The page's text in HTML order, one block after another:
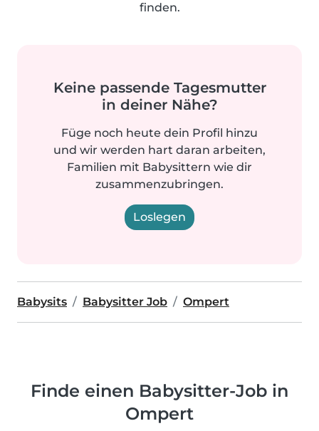
finden.
Keine passende Tagesmutter
in deiner Nähe?
Füge noch heute dein Profil hinzu
und wir werden hart daran arbeiten,
Familien mit Babysittern wie dir
zusammenzubringen.
Loslegen
Babysits Babysitter Job Ompert
Finde einen Babysitter-Job in
Ompert